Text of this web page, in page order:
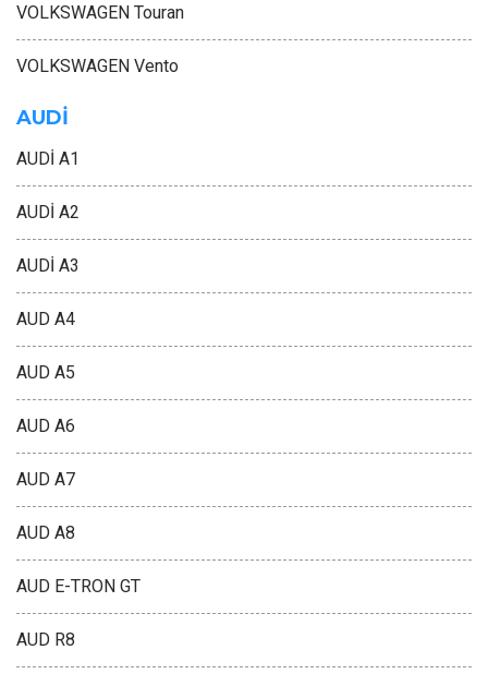
VOLKSWAGEN Touran
VOLKSWAGEN Vento
AUDİ
AUDİ A1
AUDİ A2
AUDİ A3
AUD A4
AUD A5
AUD A6
AUD A7
AUD A8
AUD E-TRON GT
AUD R8